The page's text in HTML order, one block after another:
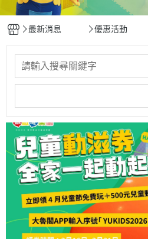
最新消息 優惠活動